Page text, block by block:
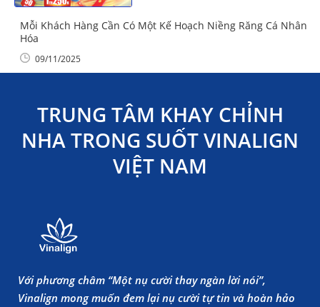
Mỗi Khách Hàng Cần Có Một Kế Hoạch Niềng Răng Cá Nhân
Hóa
09/11/2025
TRUNG TÂM KHAY CHỈNH
NHA TRONG SUỐT VINALIGN
VIỆT NAM
Với phương châm “Một nụ cười thay ngàn lời nói”,
Vinalign mong muốn đem lại nụ cười tự tin và hoàn hảo